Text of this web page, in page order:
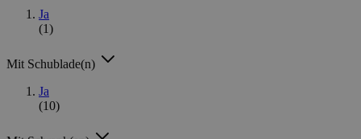
Ja
(1)
Mit Schublade(n)
Ja
(10)